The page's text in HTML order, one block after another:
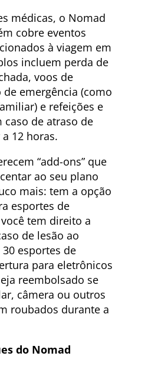
médicas, o Nomad
cobre eventos
à viagem em
incluem perda de
voos de
emergência (como
e refeições e
caso de atraso de
12 horas.
“add-ons” que
ao seu plano
mais: tem a opção
esportes de
tem direito a
de lesão ao
esportes de
para eletrônicos
reembolsado se
câmera ou outros
roubados durante a
do Nomad